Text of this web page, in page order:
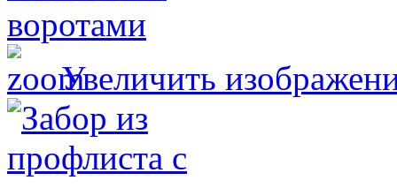
Увеличить